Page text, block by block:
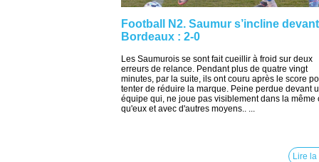
Football N2. Saumur s’incline devant
Bordeaux : 2-0
Les Saumurois se sont fait cueillir à froid sur deux
erreurs de relance. Pendant plus de quatre vingt
minutes, par la suite, ils ont couru après le score
tenter de réduire la marque. Peine perdue devant
équipe qui, ne joue pas visiblement dans la même
qu'eux et avec d'autres moyens.. ...
Lire la